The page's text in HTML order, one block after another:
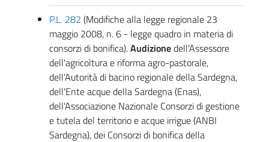
P.L. 282 (Modifiche alla legge regionale 23
maggio 2008, n. 6 - legge quadro in materia di
consorzi di bonifica).Audizionedell'Assessore
dell'agricoltura e riforma agro-pastorale,
dell'Autorità di bacino regionale della Sardegna,
dell'Ente acque della Sardegna (Enas),
dell'Associazione Nazionale Consorzi di gestione
e tutela del territorio e acque irrigue (ANBI
Sardegna), dei Consorzi di bonifica della